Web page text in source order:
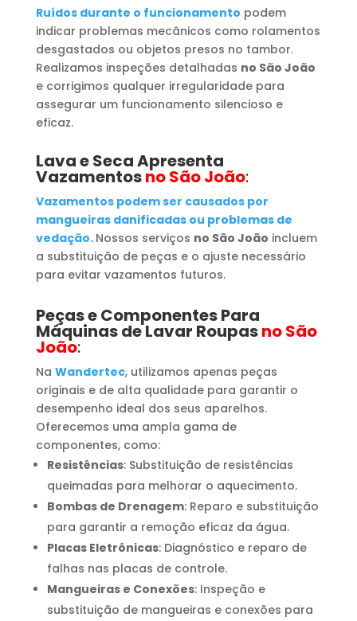
Ruídos durante o funcionamento podem
indicar problemas mecânicos como rolamentos
desgastados ou objetos presos no tambor.
Realizamos inspeções detalhadas no São João
e corrigimos qualquer irregularidade para
assegurar um funcionamento silencioso e
eficaz.
Lava e Seca Apresenta
Vazamentosno São João:
Vazamentos podem ser causados por
mangueiras danificadas ou problemas de
vedação. Nossos serviços no São João incluem
a substituição de peças e o ajuste necessário
para evitar vazamentos futuros.
Peças e Componentes Para
Máquinas de Lavar Roupasno São
João:
Na Wandertec, utilizamos apenas peças
originais e de alta qualidade para garantir o
desempenho ideal dos seus aparelhos.
Oferecemos uma ampla gama de
componentes, como:
Resistências: Substituição de resistências
queimadas para melhorar o aquecimento.
Bombas de Drenagem: Reparo e substituição
para garantir a remoção eficaz da água.
Placas Eletrônicas: Diagnóstico e reparo de
falhas nas placas de controle.
Mangueiras e Conexões: Inspeção e
substituição de mangueiras e conexões para